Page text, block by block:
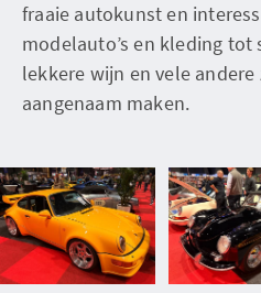
fraaie autokunst en
modelauto’s en kleding
lekkere wijn en vele
aangenaam maken.